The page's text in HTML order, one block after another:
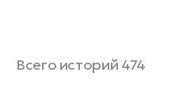
Инвестиционный портал
Золотое кольцо России
Всего историй 474